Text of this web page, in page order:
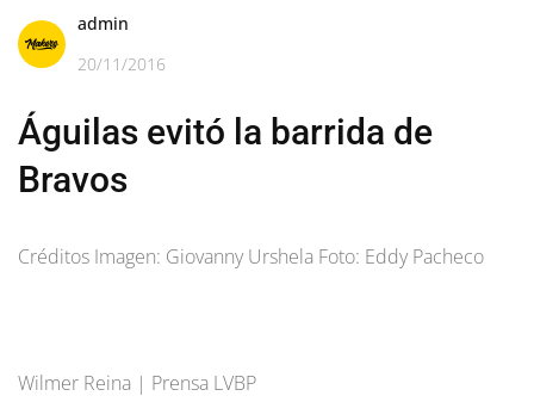
admin
20/11/2016
Águilas evitó la barrida de
Bravos
Créditos Imagen: Giovanny Urshela Foto: Eddy Pacheco
Wilmer Reina | Prensa LVBP